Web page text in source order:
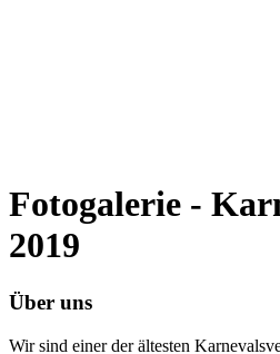
Fotogalerie -
2019
Über uns
Wir sind einer der ältesten